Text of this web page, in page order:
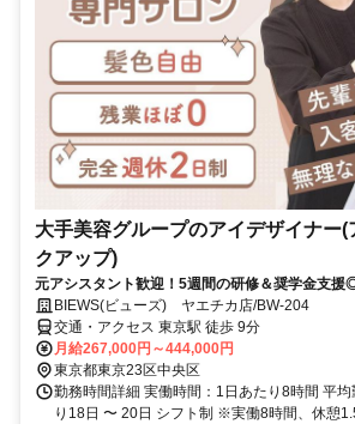
大手美容グループのアイデザイナー(
クアップ)
元アシスタント歓迎！5週間の研修＆奨学金支援
BIEWS(ビューズ) ヤエチカ店/BW-204
交通・アクセス 東京駅 徒歩 9分
月給267,000円～444,000円
東京都東京23区中央区
勤務時間詳細 実働時間：1日あたり8時間 平
り18日 〜 20日 シフト制 ※実働8時間、休憩